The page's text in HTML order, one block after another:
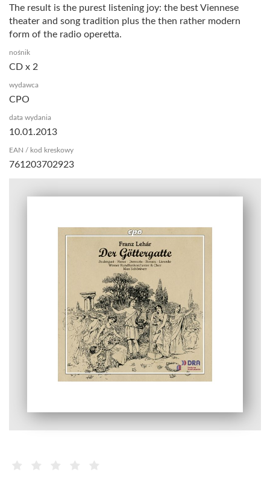
The result is the purest listening joy: the best Viennese
theater and song tradition plus the then rather modern
form of the radio operetta.
nośnik
CD x 2
wydawca
CPO
data wydania
10.01.2013
EAN / kod kreskowy
761203702923